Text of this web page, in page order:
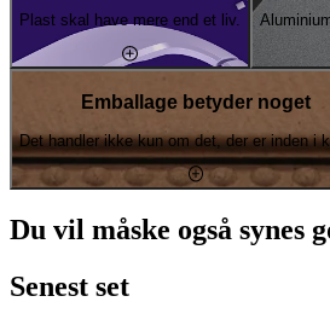
Plast skal have mere end et liv.
Emballage betyder noget
Det handler ikke kun om det, der er inden i
Du vil måske også synes
Senest set